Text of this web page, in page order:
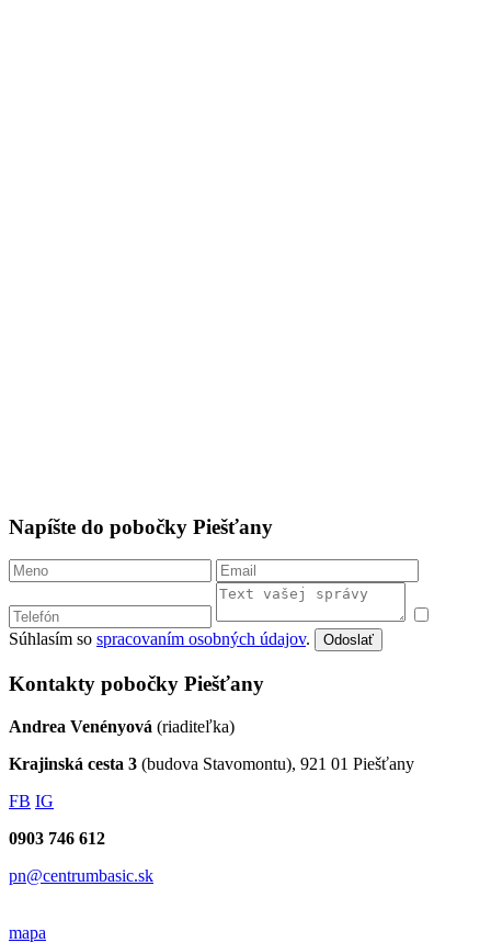
Napíšte do pobočky Piešťany
Súhlasím so spracovaním osobných údajov. Odoslať
Kontakty pobočky Piešťany
Andrea Venényová (riaditeľka)
Krajinská cesta 3 (budova Stavomontu), 921 01 Piešťany
FB IG
0903 746 612
pn@centrumbasic.sk
mapa